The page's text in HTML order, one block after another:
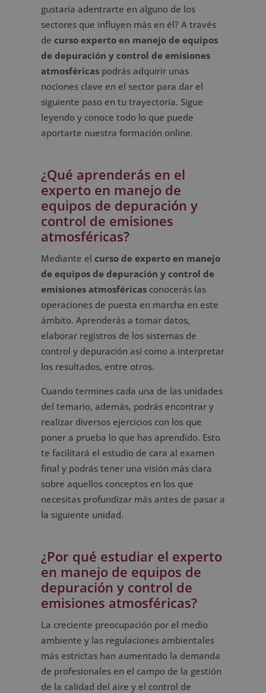
gustaría adentrarte en alguno de los
sectores que influyen más en él? A través
de curso experto en manejo de equipos
de depuración y control de emisiones
atmosféricaspodrás adquirir unas
nociones clave en el sector para dar el
siguiente paso en tu trayectoria. Sigue
leyendo y conoce todo lo que puede
aportarte nuestra formación online.
¿Qué aprenderás en el
experto en manejo de
equipos de depuración y
control de emisiones
atmosféricas?
Mediante el curso de experto en manejo
de equipos de depuración y control de
emisiones atmosféricasconocerás las
operaciones de puesta en marcha en este
ámbito. Aprenderás a tomar datos,
elaborar registros de los sistemas de
control y depuración así como a interpretar
los resultados, entre otros.
Cuando termines cada una de las unidades
del temario, además, podrás encontrar y
realizar diversos ejercicios con los que
poner a prueba lo que has aprendido. Esto
te facilitará el estudio de cara al examen
final y podrás tener una visión más clara
sobre aquellos conceptos en los que
necesitas profundizar más antes de pasar a
la siguiente unidad.
¿Por qué estudiar el experto
en manejo de equipos de
depuración y control de
emisiones atmosféricas?
La creciente preocupación por el medio
ambiente y las regulaciones ambientales
más estrictas han aumentado la demanda
de profesionales en el campo de la gestión
de la calidad del aire y el control de